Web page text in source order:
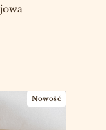
Nowość